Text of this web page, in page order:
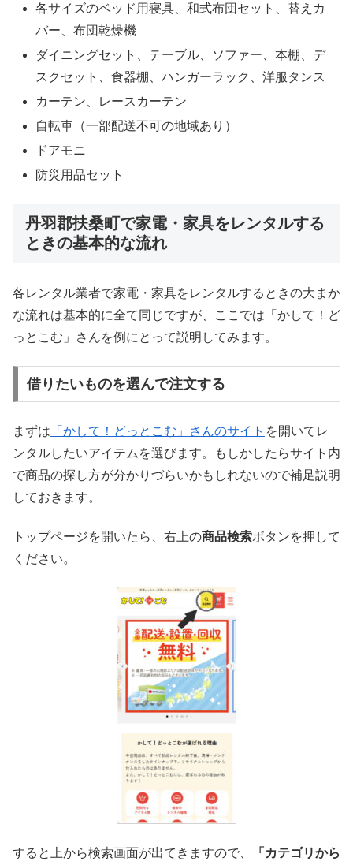
各サイズのベッド用寝具、和式布団セット、替えカ
バー、布団乾燥機
ダイニングセット、テーブル、ソファー、本棚、デ
スクセット、食器棚、ハンガーラック、洋服タンス
カーテン、レースカーテン
自転車（一部配送不可の地域あり）
ドアモニ
防災用品セット
丹羽郡扶桑町で家電・家具をレンタルする
ときの基本的な流れ
各レンタル業者で家電・家具をレンタルするときの大まか
な流れは基本的に全て同じですが、ここでは「かして！ど
っとこむ」さんを例にとって説明してみます。
借りたいものを選んで注文する
まずは 「かして！どっとこむ」さんのサイト を開いてレ
ンタルしたいアイテムを選びます。もしかしたらサイト内
で商品の探し方が分かりづらいかもしれないので補足説明
しておきます。
トップページを開いたら、右上の商品検索ボタンを押して
ください。
すると上から検索画面が出てきますので、
「カテゴリから